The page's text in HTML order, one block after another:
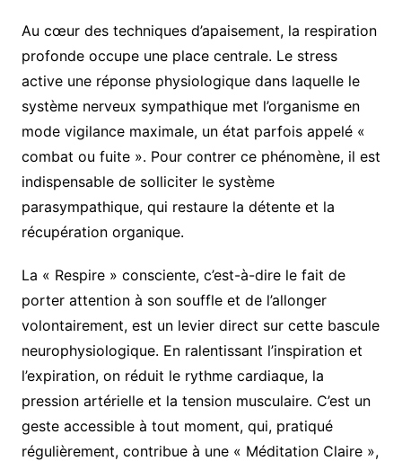
Au cœur des techniques d’apaisement, la respiration
profonde occupe une place centrale. Le stress
active une réponse physiologique dans laquelle le
système nerveux sympathique met l’organisme en
mode vigilance maximale, un état parfois appelé «
combat ou fuite ». Pour contrer ce phénomène, il est
indispensable de solliciter le système
parasympathique, qui restaure la détente et la
récupération organique.
La « Respire » consciente, c’est-à-dire le fait de
porter attention à son souffle et de l’allonger
volontairement, est un levier direct sur cette bascule
neurophysiologique. En ralentissant l’inspiration et
l’expiration, on réduit le rythme cardiaque, la
pression artérielle et la tension musculaire. C’est un
geste accessible à tout moment, qui, pratiqué
régulièrement, contribue à une « Méditation Claire »,